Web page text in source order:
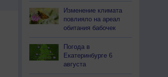
Изменение климата
повлияло на ареал
обитания бабочек
Погода в
Екатеринбурге 6
августа